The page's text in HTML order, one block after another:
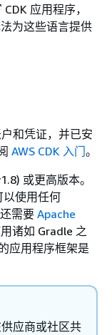
应用程序，
为这些语言提供
和凭证，并已安
AWS CDK 入门。
或更高版本。
以使用任何
需要 Apache
诸如 Gradle 之
应用程序框架是
应商或社区共